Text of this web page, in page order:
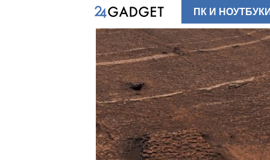
ПК И НОУТБУКИ